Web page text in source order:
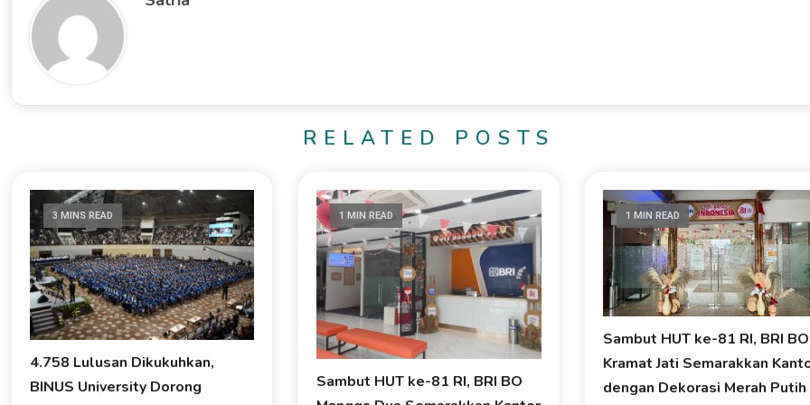
RELATED POSTS
3 MINS READ
4.758 Lulusan Dikukuhkan,
BINUS University Dorong
1 MIN READ
Sambut HUT ke-81 RI, BRI BO
1 MIN READ
Sambut HUT ke-81 RI, BRI BO
Kramat Jati Semarakkan
dengan Dekorasi Merah Putih